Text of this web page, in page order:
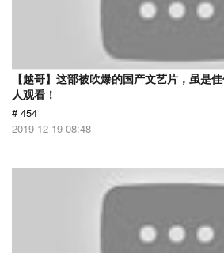
【越哥】这部被吹爆的国产文艺片，虽是
人观看！
# 454
2019-12-19 08:48